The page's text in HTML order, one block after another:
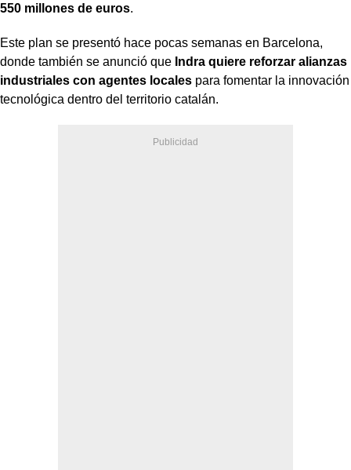
550 millones de euros.
Este plan se presentó hace pocas semanas en Barcelona,
donde también se anunció que Indra quiere reforzar alianzas
industriales con agentes locales para fomentar la innovación
tecnológica dentro del territorio catalán.